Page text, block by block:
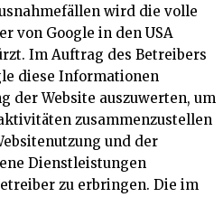
wird die volle
von Google in den USA
Im Auftrag des Betreibers
diese Informationen
der Website auszuwerten, um
zusammenzustellen
und der
Dienstleistungen
zu erbringen. Die im